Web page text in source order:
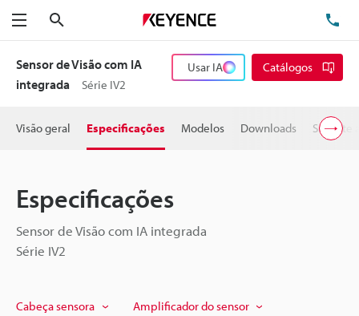
Menu
Sensor de Visão com IA
integrada
Série IV2
Usar IA Catálogos
Visão geral Especificações Modelos Downloads Suporte
Especificações
Sensor de Visão com IA integrada
Série IV2
Cabeça sensora
Amplificador do sensor